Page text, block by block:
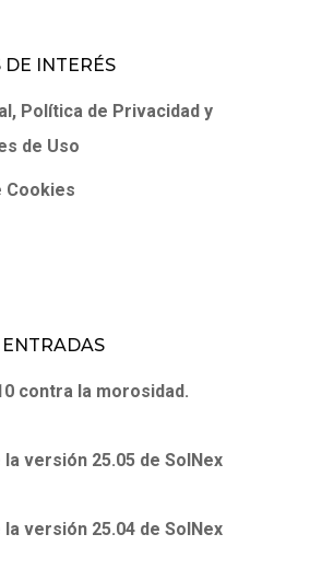
DE INTERÉS
Política de Privacidad y
de Uso
Cookies
contra la morosidad.
la versión 25.05 de SolNex
la versión 25.04 de SolNex